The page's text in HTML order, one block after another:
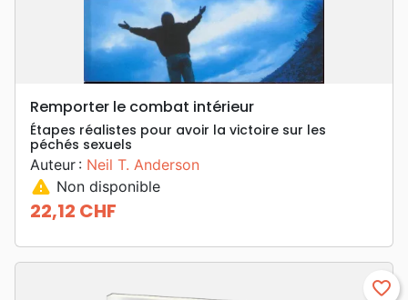
Remporter le combat intérieur
Étapes réalistes pour avoir la victoire sur les
péchés sexuels
Auteur : Neil T. Anderson
warning Non disponible
Prix
22,12 CHF
favorite_border